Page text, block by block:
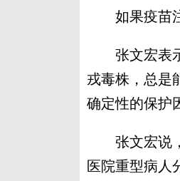
如果疫苗注
张文宏表示
戎毒株，总是
确定性的保护
张文宏说，
医院重型病人